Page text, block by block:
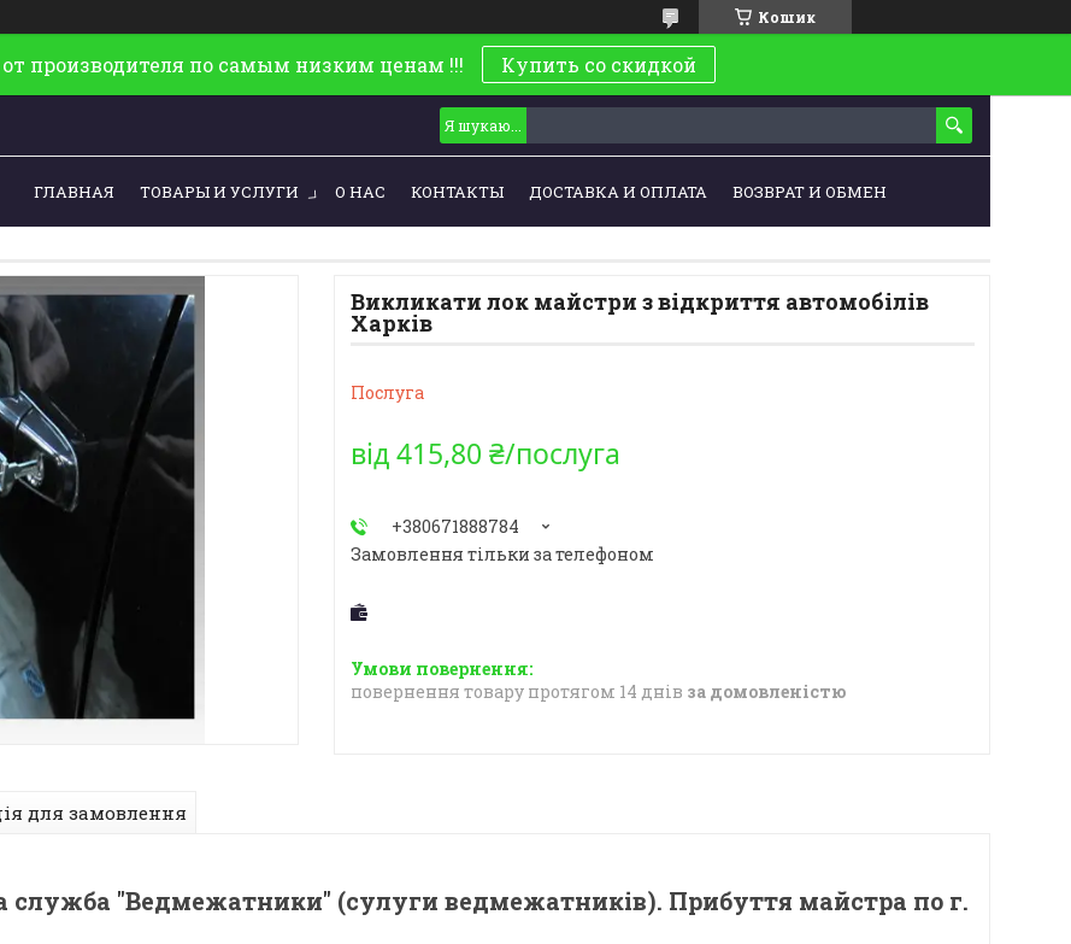
Кошик
производителя по самым низким ценам !!! Купить со скидкой
ГЛАВНАЯ ТОВАРЫ И УСЛУГИ О НАС КОНТАКТЫ ДОСТАВКА И ОПЛАТА ВОЗВРАТ И ОБМЕН
Викликати лок майстри з відкриття автомобілів
Харків
Послуга
від415,80 ₴/послуга
+380671888784
Замовлення тільки за телефоном
повернення товару протягом 14 днів за домовленістю
для замовлення
служба "Ведмежатники" (сулуги ведмежатників). Прибуття майстра по г.